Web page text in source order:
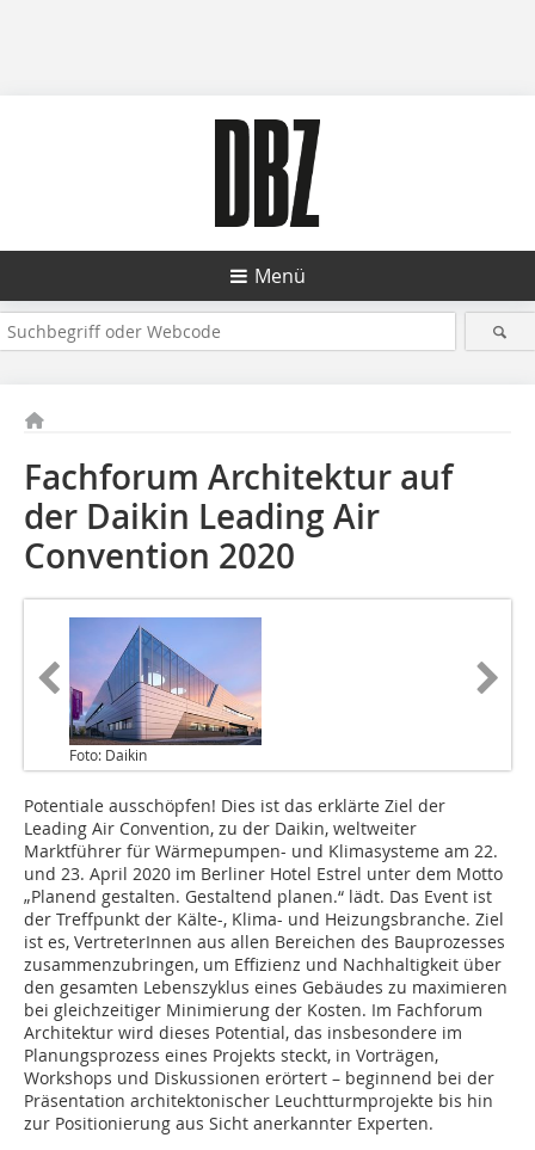
Menü
Fachforum Architektur auf
der Daikin Leading Air
Convention 2020
Foto: Daikin
Potentiale ausschöpfen! Dies ist das erklärte Ziel der
Leading Air Convention, zu der Daikin, weltweiter
Marktführer für Wärmepumpen- und Klimasysteme am 22.
und 23. April 2020 im Berliner Hotel Estrel unter dem Motto
„Planend gestalten. Gestaltend planen.“ lädt. Das Event ist
der Treffpunkt der Kälte-, Klima- und Heizungsbranche. Ziel
ist es, VertreterInnen aus allen Bereichen des Bauprozesses
zusammenzubringen, um Effizienz und Nachhaltigkeit über
den gesamten Lebenszyklus eines Gebäudes zu maximieren
bei gleichzeitiger Minimierung der Kosten. Im Fachforum
Architektur wird dieses Potential, das insbesondere im
Planungsprozess eines Projekts steckt, in Vorträgen,
Workshops und Diskussionen erörtert – beginnend bei der
Präsentation architektonischer Leuchtturmprojekte bis hin
zur Positionierung aus Sicht anerkannter Experten.